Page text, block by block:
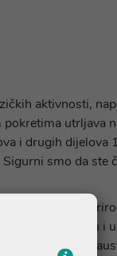
aktivnosti,
utrljava
i drugih dijelova
smo da ste
jedinstvenog
i čuva joj vlagu i
i tako